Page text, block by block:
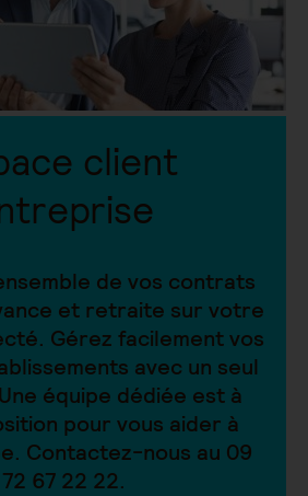
client
de vos contrats
et retraite sur votre
Gérez facilement vos
avec un seul
équipe dédiée est à
pour vous aider à
Contactez-nous au 09
72 67 22 22.